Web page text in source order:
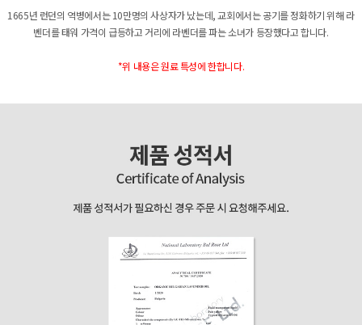
1665년 런던의 역병에서는 10만명의 사상자가 났는데, 교회에서는 공기를 정화하기 위해 라
벤더를 태워 가격이 급등하고 거리에 라벤더를 파는 소녀가 등장했다고 합니다.
*위 내용은 원료 특성에 한합니다.